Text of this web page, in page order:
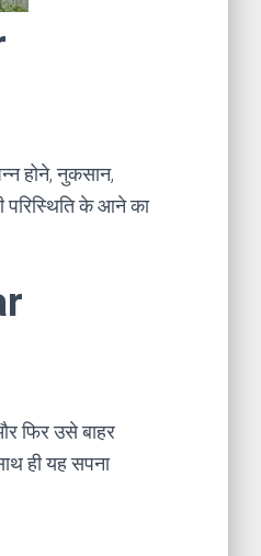
होने, नुकसान,
परिस्थिति के आने का
फिर उसे बाहर
ही यह सपना